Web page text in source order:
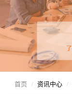
首页 资讯中心